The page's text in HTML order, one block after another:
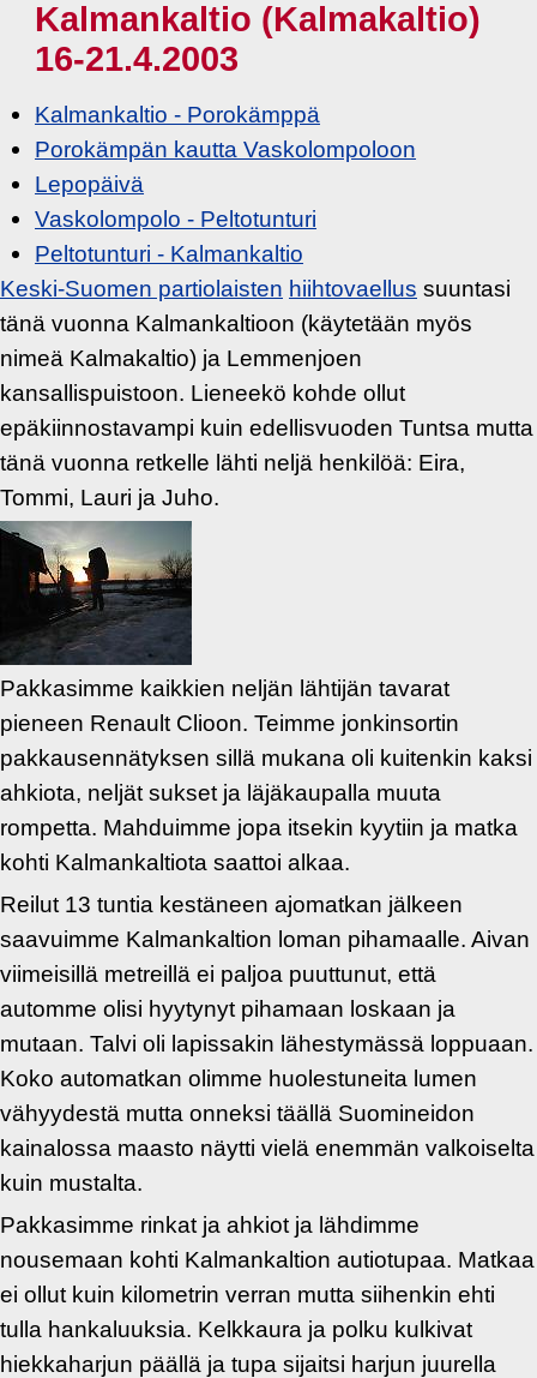
Kalmankaltio (Kalmakaltio)
16-21.4.2003
Kalmankaltio - Porokämppä
Porokämpän kautta Vaskolompoloon
Lepopäivä
Vaskolompolo - Peltotunturi
Peltotunturi - Kalmankaltio
Keski-Suomen partiolaisten hiihtovaellus suuntasi
tänä vuonna Kalmankaltioon (käytetään myös
nimeä Kalmakaltio) ja Lemmenjoen
kansallispuistoon. Lieneekö kohde ollut
epäkiinnostavampi kuin edellisvuoden Tuntsa mutta
tänä vuonna retkelle lähti neljä henkilöä: Eira,
Tommi, Lauri ja Juho.
Pakkasimme kaikkien neljän lähtijän tavarat
pieneen Renault Clioon. Teimme jonkinsortin
pakkausennätyksen sillä mukana oli kuitenkin kaksi
ahkiota, neljät sukset ja läjäkaupalla muuta
rompetta. Mahduimme jopa itsekin kyytiin ja matka
kohti Kalmankaltiota saattoi alkaa.
Reilut 13 tuntia kestäneen ajomatkan jälkeen
saavuimme Kalmankaltion loman pihamaalle. Aivan
viimeisillä metreillä ei paljoa puuttunut, että
automme olisi hyytynyt pihamaan loskaan ja
mutaan. Talvi oli lapissakin lähestymässä loppuaan.
Koko automatkan olimme huolestuneita lumen
vähyydestä mutta onneksi täällä Suomineidon
kainalossa maasto näytti vielä enemmän valkoiselta
kuin mustalta.
Pakkasimme rinkat ja ahkiot ja lähdimme
nousemaan kohti Kalmankaltion autiotupaa. Matkaa
ei ollut kuin kilometrin verran mutta siihenkin ehti
tulla hankaluuksia. Kelkkaura ja polku kulkivat
hiekkaharjun päällä ja tupa sijaitsi harjun juurella